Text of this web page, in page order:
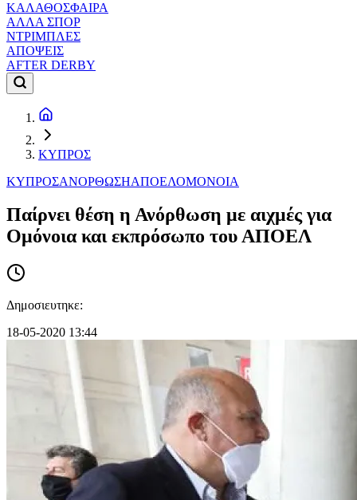
ΚΑΛΑΘΟΣΦΑΙΡΑ
ΑΛΛΑ ΣΠΟΡ
ΝΤΡΙΜΠΛΕΣ
ΑΠΟΨΕΙΣ
AFTER DERBY
ΚΥΠΡΟΣ
ΚΥΠΡΟΣΑΝΟΡΘΩΣΗΑΠΟΕΛΟΜΟΝΟΙΑ
Παίρνει θέση η Ανόρθωση με αιχμές για
Ομόνοια και εκπρόσωπο του ΑΠΟΕΛ
Δημοσιευτηκε:
18-05-2020 13:44